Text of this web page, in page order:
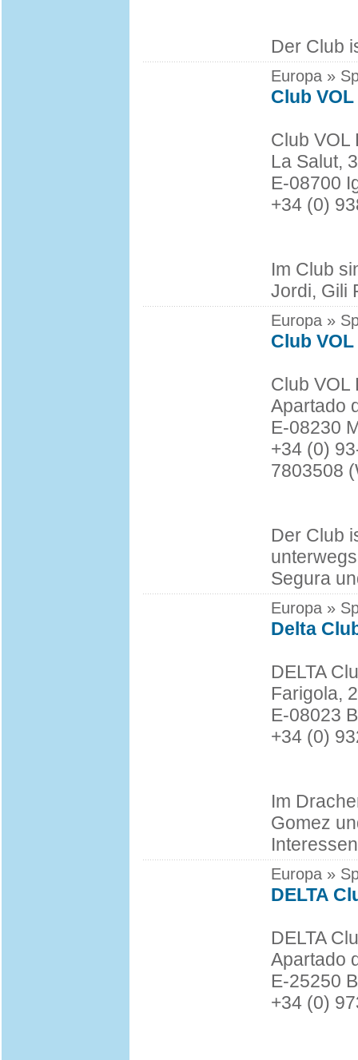
Der Club
Europa »
Club
Club VOL
La Salut,
E-08700
+34 (0)
Im Club
Jordi, Gili
Europa »
Club
Club VOL
Apartado
E-08230
+34 (0)
7803508
Der Club
Segura
Europa »
Delta
DELTA
Farigola,
E-08023
+34 (0)
Im
Gomez
Europa »
DELTA
DELTA
Apartado
E-25250
+34 (0)